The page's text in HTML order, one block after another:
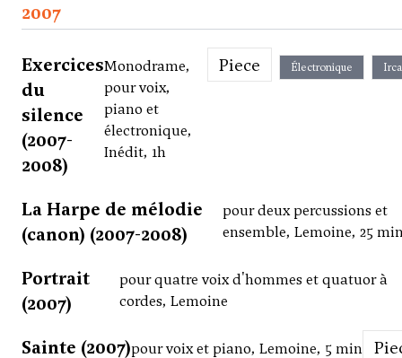
2007
Exercices
du
silence
(2007-
2008)
Monodrame,
pour voix,
piano et
électronique,
Inédit, 1h
Piece Électronique
La Harpe de mélodie
(canon) (2007-2008)
pour deux percussions et
ensemble, Lemoine, 25
Portrait
(2007)
pour quatre voix d'hommes et quatuor à
cordes, Lemoine
Sainte (2007)pour voix et piano, Lemoine, 5 min